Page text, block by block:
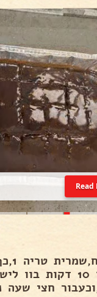
Read
פושרים,ללוש לבצק
חצי שעה